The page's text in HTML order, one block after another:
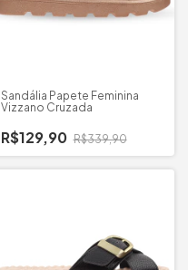
Sandália Papete Feminina
Vizzano Cruzada
R$129,90 R$339,90